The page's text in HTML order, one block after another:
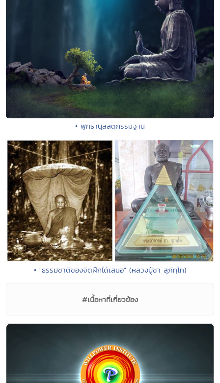
• พุทธานุสสติกรรมฐาน
• "ธรรมชาติของจิตฝึกได้เสมอ" (หลวงปู่ชา สุภัทฺโท)
#เนื้อหาที่เกี่ยวข้อง